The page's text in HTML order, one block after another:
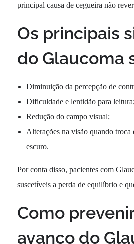
principal causa de cegueira não
Os principais
do Glaucoma
Diminuição da percepção de
Dificuldade e lentidão para leitura;
Redução do campo visual;
Alterações na visão quando troca
escuro.
Por conta disso, pacientes com
suscetíveis a perda de equilíbrio e
Como
avanço do